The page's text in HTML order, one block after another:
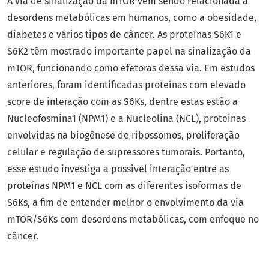
desordens metabólicas em humanos, como a obesidade,
diabetes e vários tipos de câncer. As proteínas S6K1 e
S6K2 têm mostrado importante papel na sinalização da
mTOR, funcionando como efetoras dessa via. Em estudos
anteriores, foram identificadas proteínas com elevado
score de interação com as S6Ks, dentre estas estão a
Nucleofosmina1 (NPM1) e a Nucleolina (NCL), proteinas
envolvidas na biogênese de ribossomos, proliferação
celular e regulação de supressores tumorais. Portanto,
esse estudo investiga a possivel interação entre as
proteínas NPM1 e NCL com as diferentes isoformas de
S6Ks, a fim de entender melhor o envolvimento da via
mTOR/S6Ks com desordens metabólicas, com enfoque no
câncer.